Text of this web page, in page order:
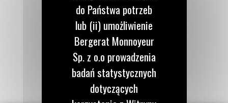
Napisz do nas
WYŚLIJ WIADOMOŚĆ
do Państwa potrzeb
lub (ii) umożliwienie
Bergerat Monnoyeur
Sp. z o.o prowadzenia
badań statystycznych
dotyczących